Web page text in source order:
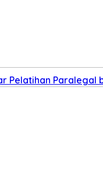
Pelatihan Paralegal